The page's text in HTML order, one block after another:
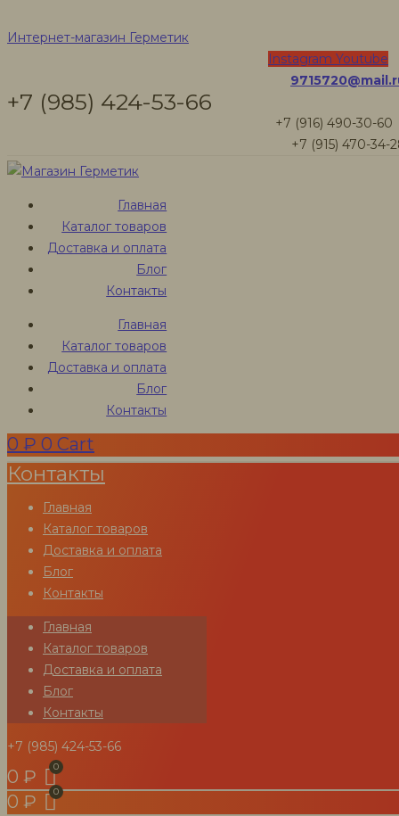
Интернет-магазин Герметик
Instagram Youtube
+7 (985) 424-53-66
+7 (916) 490-30-60
+7 (915) 470-34-
Главная
Каталог товаров
Доставка и оплата
Блог
Контакты
Главная
Каталог товаров
Доставка и оплата
Блог
Контакты
0 ₽ 0 Cart
Контакты
Главная
Каталог товаров
Доставка и оплата
Блог
Контакты
Главная
Каталог товаров
Доставка и оплата
Блог
Контакты
+7 (985) 424-53-66
0 ₽
0 ₽
Очиститель
металла,
древесины,
кровли
Интернет-магазин Герметик
Очиститель
металла,
древесины,
кровли
Очиститель металла,
древесины, кровли
Химические средства для
очистки металла, древесины,
кровли – описание, назначение,
применение